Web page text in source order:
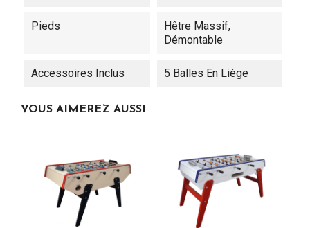
Pieds
Hêtre Massif,
Démontable
Accessoires Inclus 5 Balles En Liège
VOUS AIMEREZ AUSSI